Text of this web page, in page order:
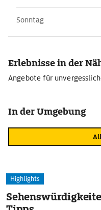
Sonntag
Erlebnisse in der
Angebote für
In der Umgebung
Highlights